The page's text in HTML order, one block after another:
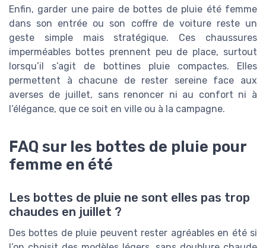
Enfin, garder une paire de bottes de pluie été femme
dans son entrée ou son coffre de voiture reste un
geste simple mais stratégique. Ces chaussures
imperméables bottes prennent peu de place, surtout
lorsqu’il s’agit de bottines pluie compactes. Elles
permettent à chacune de rester sereine face aux
averses de juillet, sans renoncer ni au confort ni à
l’élégance, que ce soit en ville ou à la campagne.
FAQ sur les bottes de pluie pour
femme en été
Les bottes de pluie ne sont elles pas trop
chaudes en juillet ?
Des bottes de pluie peuvent rester agréables en été si